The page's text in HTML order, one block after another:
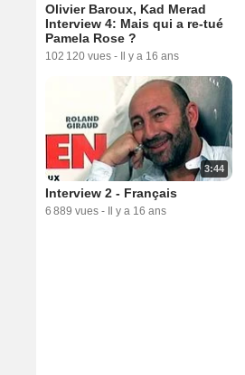
Olivier Baroux, Kad Merad
Interview 4: Mais qui a re-tué
Pamela Rose ?
102 120 vues - Il y a 16 ans
3:44
Interview 2 - Français
6 889 vues - Il y a 16 ans